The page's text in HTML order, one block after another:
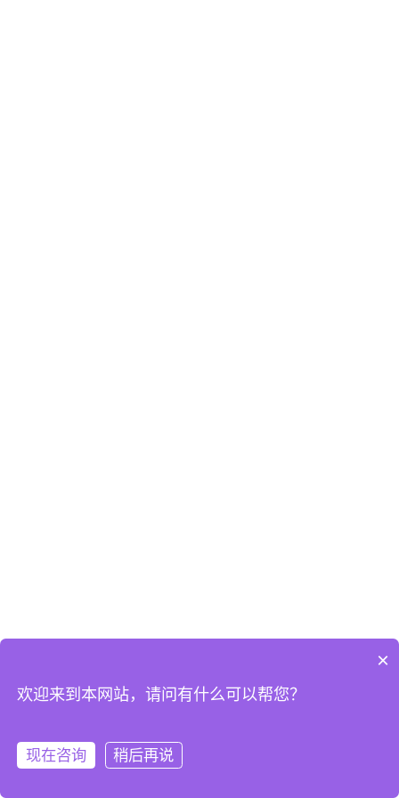
×
欢迎来到本网站，请问有什么可以帮您？
现在咨询 稍后再说